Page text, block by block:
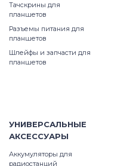
Тачскрины для
планшетов
Разъемы питания для
планшетов
Шлейфы и запчасти для
планшетов
УНИВЕРСАЛЬНЫЕ
АКСЕССУАРЫ
Аккумуляторы для
радиостанций